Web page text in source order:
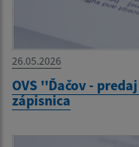
26.05.2026
OVS ''Ďačov -
zápisnica